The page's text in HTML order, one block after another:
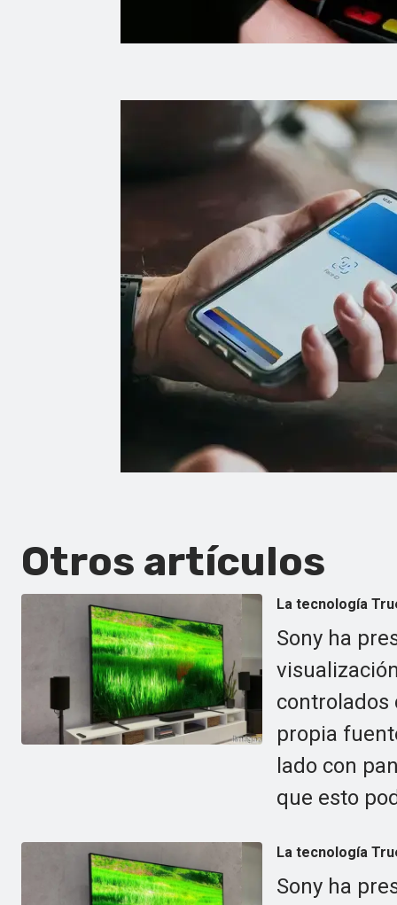
Otros artículos
La tecnología
Sony ha
controlados
propia
lado con
que esto
La tecnología
Sony ha